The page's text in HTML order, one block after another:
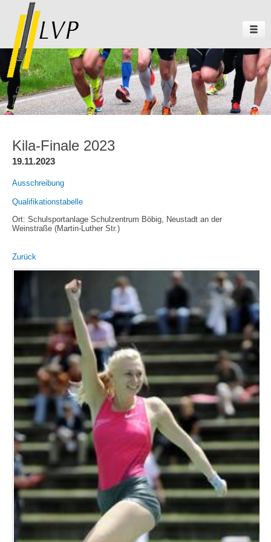
Kila-Finale 2023
19.11.2023
Ausschreibung
Qualifikationstabelle
Ort: Schulsportanlage Schulzentrum Böbig, Neustadt an der
Weinstraße (Martin-Luther Str.)
Zurück